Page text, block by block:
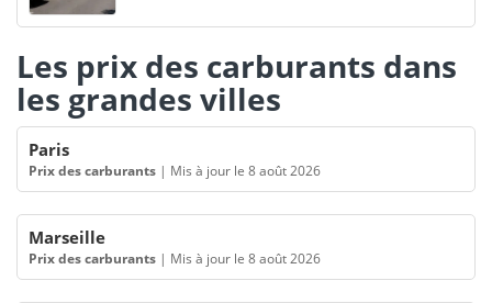
Les prix des carburants dans
les grandes villes
Paris
Prix des carburants | Mis à jour le 8 août 2026
Marseille
Prix des carburants | Mis à jour le 8 août 2026